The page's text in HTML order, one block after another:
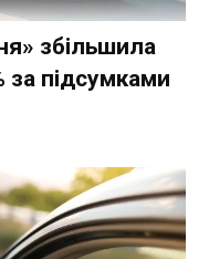
збільшила
за підсумками